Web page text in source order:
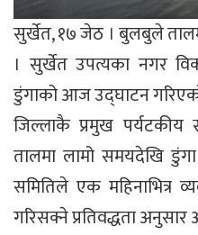
सुर्खेत, १७ जेठ । बुलबुले
। सुर्खेत उपत्यका नगर
डुंगाको आज उद्घाटन
जिल्लाकै प्रमुख
तालमा लामो समयदेखि
समितिले एक महिनाभित्र
गरिसक्ने प्रतिवद्धता